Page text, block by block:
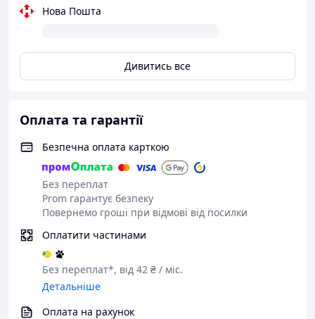
Комплект постачання:
Упаковка – 1 шт
Колір: Зелений
Нова Пошта
Дивитись все
Оплата та гарантії
Безпечна оплата карткою
Без переплат
Prom гарантує безпеку
Повернемо гроші при відмові від посилки
Оплатити частинами
Без переплат*, від 42 ₴ / міс.
Детальніше
Оплата на рахунок